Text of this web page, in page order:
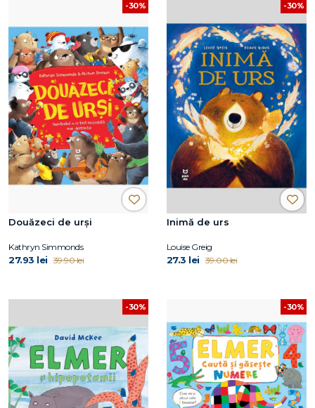
-30%
Douăzeci de urși
Kathryn Simmonds
27.93 lei 39.90 lei
-30%
Inimă de urs
Louise Greig
27.3 lei 39.00 lei
-30% -30%